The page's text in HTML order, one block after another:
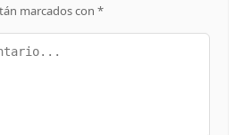
marcados con *